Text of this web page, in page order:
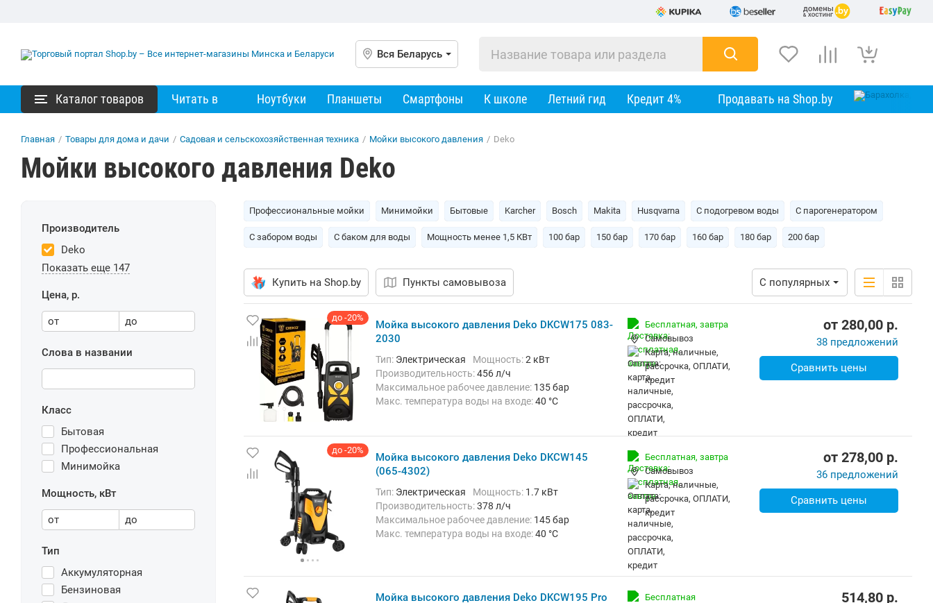
Вся Беларусь
Каталог товаров Читать в Ноутбуки Планшеты Смартфоны К школе Летний гид Кредит 4% Продавать на Shop.by
Главная / Товары для дома и дачи / Садовая и сельскохозяйственная техника / Мойки высокого давления / Deko
Мойки высокого давления Deko
Производитель
Deko
Показать еще 147
Цена, р.
от до
Слова в названии
Класс
Бытовая
Профессиональная
Минимойка
Мощность, кВт
от до
Тип
Аккумуляторная
Бензиновая
Профессиональные мойки Минимойки Бытовые Karcher Bosch Makita Husqvarna C подогревом воды C парогенератором
C забором воды С баком для воды Мощность менее 1,5 КВт 100 бар 150 бар 170 бар 160 бар 180 бар 200 бар
Купить на Shop.by Пункты самовывоза С популярных
до -20%
Мойка высокого давления Deko DKCW175 083-
2030
Тип: Электрическая Мощность:2 кВт
Производительность:456 л/ч
Максимальное рабочее давление: 135 бар
Макс. температура воды на входе:40 °C
Бесплатная, завтра
Самовывоз
карта, наличные,
рассрочка, ОПЛАТИ,
кредит
от 280,00 p.
38 предложений
Сравнить цены
до -20%
Мойка высокого давления Deko DKCW145
(065-4302)
Тип: Электрическая Мощность: 1.7 кВт
Производительность:378 л/ч
Максимальное рабочее давление: 145 бар
Макс. температура воды на входе:40 °C
Бесплатная, завтра
Самовывоз
карта, наличные,
рассрочка, ОПЛАТИ,
кредит
от 278,00 p.
36 предложений
Сравнить цены
Мойка высокого давления Deko DKCW195 Pro
Бесплатная
514,80 p.